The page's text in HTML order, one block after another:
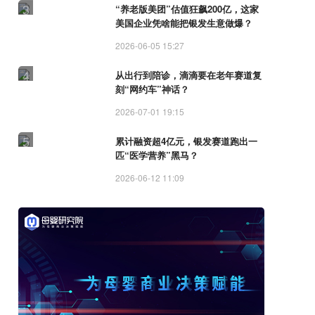
3
“养老版美团”估值狂飙200亿，这家
美国企业凭啥能把银发生意做爆？
2026-06-05 15:27
4
从出行到陪诊，滴滴要在老年赛道复
刻“网约车”神话？
2026-07-01 19:15
5
累计融资超4亿元，银发赛道跑出一
匹“医学营养”黑马？
2026-06-12 11:09